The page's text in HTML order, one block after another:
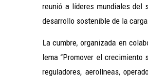
reunió a líderes mundiales del
desarrollo sostenible de la
La cumbre, organizada en
lema “Promover el
reguladores, aerolíneas,